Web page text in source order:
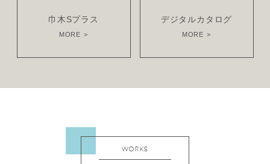
巾木Sプラス
MORE
デジタルカタログ
MORE
WORKS